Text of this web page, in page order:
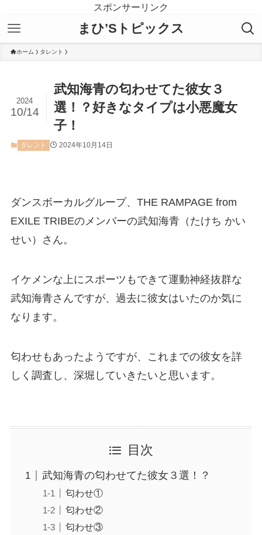
スポンサーリンク
まひ’Sトピックス
ホーム タレント
武知海青の匂わせてた彼女３
選！？好きなタイプは小悪魔女
子！
2024
10/14
タレント 2024年10月14日
ダンスボーカルグループ、THE RAMPAGE from
EXILE TRIBEのメンバーの武知海青（たけち かい
せい）さん。
イケメンな上にスポーツもできて運動神経抜群な
武知海青さんですが、過去に彼女はいたのか気に
なります。
匂わせもあったようですが、これまでの彼女を詳
しく調査し、深堀していきたいと思います。
目次
武知海青の匂わせてた彼女３選！？
匂わせ①
匂わせ②
匂わせ③